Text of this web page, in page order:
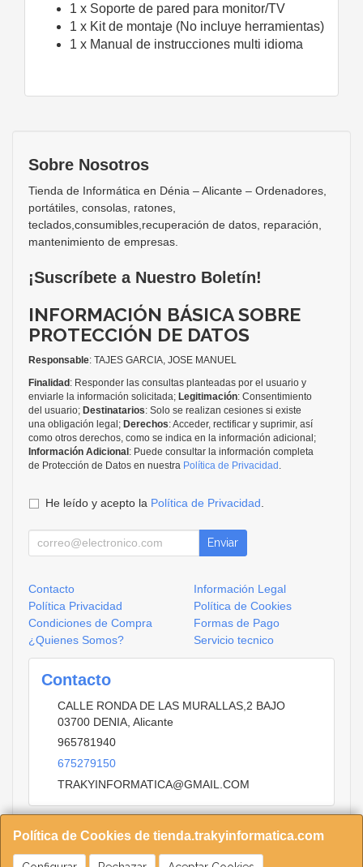
1 x Soporte de pared para monitor/TV
1 x Kit de montaje (No incluye herramientas)
1 x Manual de instrucciones multi idioma
Política de Cookies de tienda.trakyinformatica.com
Sobre Nosotros
Tienda de Informática en Dénia – Alicante – Ordenadores,
portátiles, consolas, ratones,
teclados,consumibles,recuperación de datos, reparación,
mantenimiento de empresas.
¡Suscríbete a Nuestro Boletín!
INFORMACIÓN BÁSICA SOBRE
PROTECCIÓN DE DATOS
Responsable: TAJES GARCIA, JOSE MANUEL
Finalidad : Responder las consultas planteadas por el usuario y
enviarle la información solicitada; Legitimación: Consentimiento
del usuario; Destinatarios: Solo se realizan cesiones si existe
una obligación legal; Derechos: Acceder, rectificar y suprimir, así
como otros derechos, como se indica en la información adicional;
Información Adicional : Puede consultar la información completa
de Protección de Datos en nuestra Política de Privacidad
He leído y acepto la Política de Privacidad
Enviar
Contacto
Información Legal
Política Privacidad
Política de Cookies
Condiciones de Compra
Formas de Pago
¿Quienes Somos?
Servicio tecnico
Contacto
CALLE RONDA DE LAS MURALLAS,2 BAJO
03700 DENIA Alicante
965781940
675279150
TRAKYINFORMATICA@GMAIL.COM
Horario